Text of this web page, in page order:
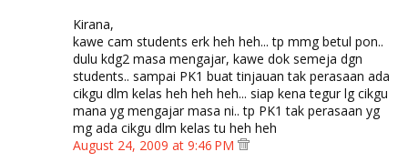
Kirana,
kawe cam students erk heh heh... tp mmg betul pon..
dulu kdg2 masa mengajar, kawe dok semeja dgn
students.. sampai PK1 buat tinjauan tak perasaan ada
cikgu dlm kelas heh heh heh... siap kena tegur lg cikgu
mana yg mengajar masa ni.. tp PK1 tak perasaan yg
mg ada cikgu dlm kelas tu heh heh
August 24, 2009 at 9:46 PM